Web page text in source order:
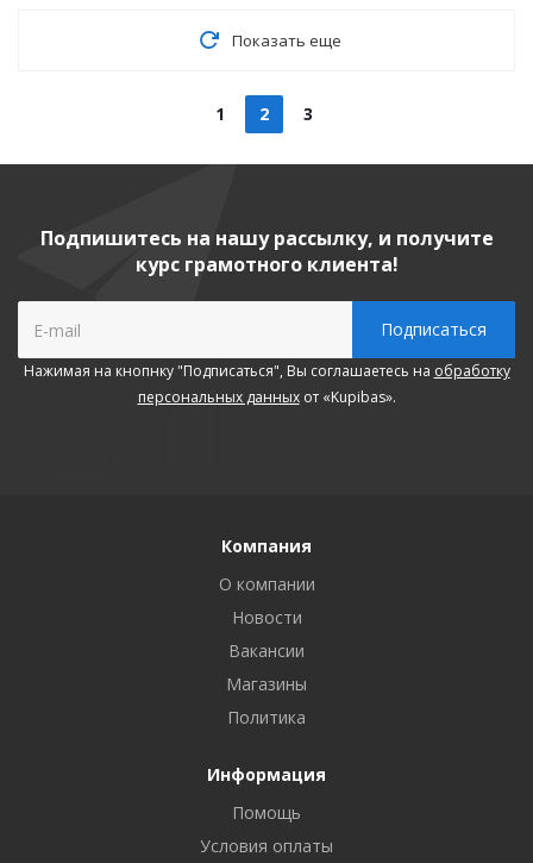
Показать еще
1 2 3
Подпишитесь на нашу рассылку, и получите
курс грамотного клиента!
Нажимая на кнопнку "Подписаться", Вы соглашаетесь на обработку
персональных данныхот «Kupibas».
Компания
О компании
Новости
Вакансии
Магазины
Политика
Информация
Помощь
Условия оплаты